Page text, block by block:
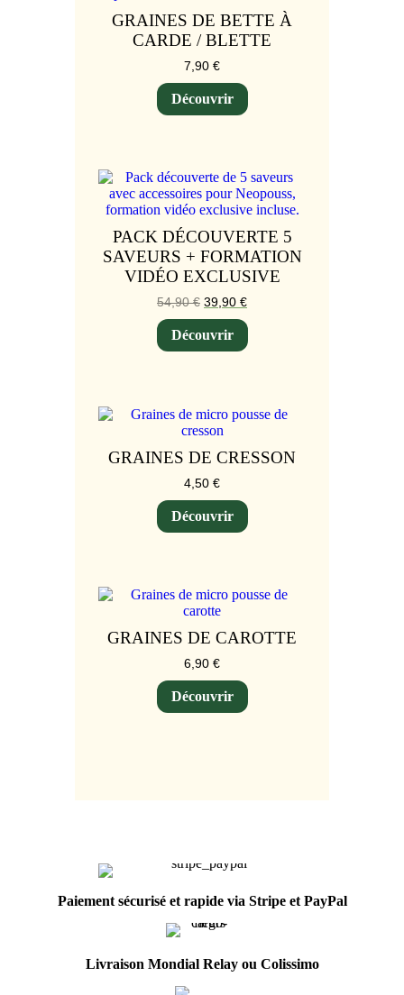
GRAINES DE BETTE À
CARDE / BLETTE
7,90 €
Découvrir
PACK DÉCOUVERTE 5
SAVEURS + FORMATION
VIDÉO EXCLUSIVE
54,90€ Le
prix
initial
39,90 €Le
actuel
est :
Découvrir
GRAINES DE CRESSON
4,50 €
Découvrir
GRAINES DE CAROTTE
6,90 €
Découvrir
Paiement sécurisé et rapide via Stripe et PayPal
Livraison Mondial Relay ou Colissimo